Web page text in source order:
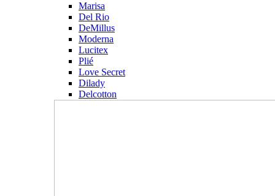
Marisa
Del Rio
DeMillus
Moderna
Lucitex
Plié
Love Secret
Dilady
Delcotton